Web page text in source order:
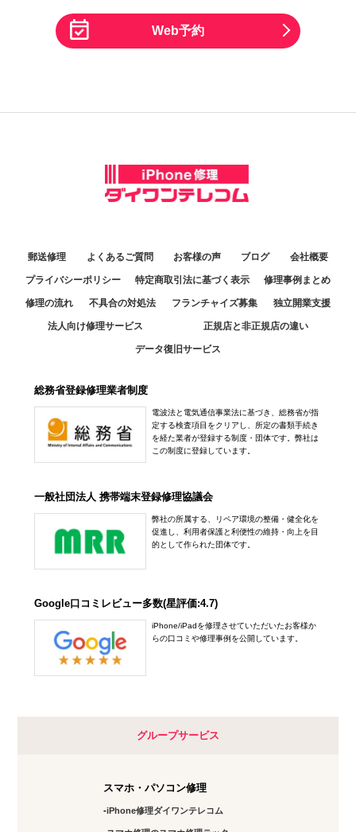
Web予約
郵送修理 よくあるご質問 お客様の声 ブログ 会社概要
プライバシーポリシー 特定商取引法に基づく表示 修理事例まとめ
修理の流れ 不具合の対処法 フランチャイズ募集 独立開業支援
法人向け修理サービス 正規店と非正規店の違い
データ復旧サービス
総務省登録修理業者制度
電波法と電気通信事業法に基づき、総務省が指
定する検査項目をクリアし、所定の書類手続き
を経た業者が登録する制度・団体です。弊社は
この制度に登録しています。
一般社団法人 携帯端末登録修理協議会
弊社の所属する、リペア環境の整備・健全化を
促進し、利用者保護と利便性の維持・向上を目
的として作られた団体です。
Google口コミレビュー多数(星評価:4.7)
iPhone/iPadを修理させていただいたお客様か
らの口コミや修理事例を公開しています。
グループサービス
スマホ・パソコン修理
iPhone修理ダイワンテレコム